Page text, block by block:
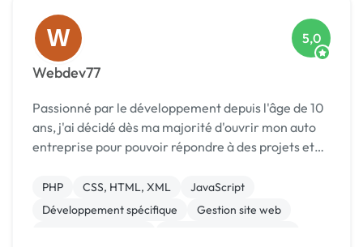
W
Webdev77
5,0
Passionné par le développement depuis l'âge de 10
ans, j'ai décidé dès ma majorité d'ouvrir mon auto
entreprise pour pouvoir répondre à des projets et
commencé à travailler en tant que développeur
dans ...
PHP CSS, HTML, XML
JavaScript
Développement spécifique
Gestion site web